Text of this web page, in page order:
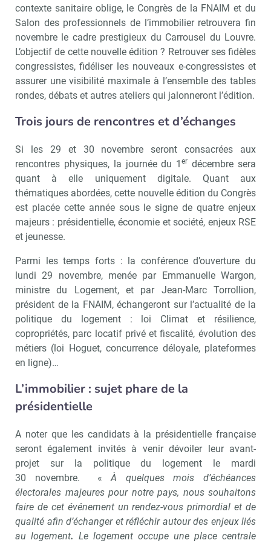
contexte sanitaire oblige, le Congrès de la FNAIM et du
Salon des professionnels de l’immobilier retrouvera fin
novembre le cadre prestigieux du Carrousel du Louvre.
L’objectif de cette nouvelle édition ? Retrouver ses fidèles
congressistes, fidéliser les nouveaux e-congressistes et
assurer une visibilité maximale à l’ensemble des tables
rondes, débats et autres ateliers qui jalonneront l’édition.
Trois jours de rencontres et d’échanges
Si les 29 et 30 novembre seront consacrées aux
rencontres physiques, la journée du 1er décembre sera
quant à elle uniquement digitale. Quant aux
thématiques abordées, cette nouvelle édition du Congrès
est placée cette année sous le signe de quatre enjeux
majeurs : présidentielle, économie et société, enjeux RSE
et jeunesse.
Parmi les temps forts : la conférence d’ouverture du
lundi 29 novembre, menée par Emmanuelle Wargon,
ministre du Logement, et par Jean-Marc Torrollion,
président de la FNAIM, échangeront sur l’actualité de la
politique du logement : loi Climat et résilience,
copropriétés, parc locatif privé et fiscalité, évolution des
métiers (loi Hoguet, concurrence déloyale, plateformes
en ligne)…
L’immobilier : sujet phare de la
présidentielle
A noter que les candidats à la présidentielle française
seront également invités à venir dévoiler leur avant-
projet sur la politique du logement le mardi
30 novembre. «À quelques mois d’échéances
électorales majeures pour notre pays, nous souhaitons
faire de cet événement un rendez-vous primordial et de
qualité afin d’échanger et réfléchir autour des enjeux liés
au logement. Le logement occupe une place centrale